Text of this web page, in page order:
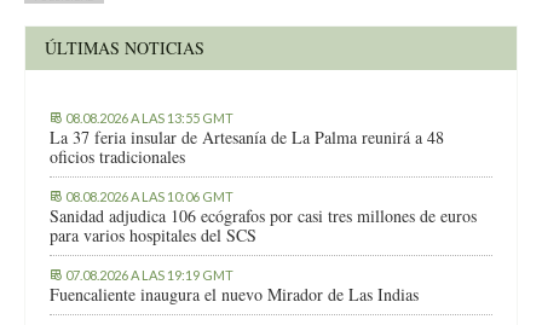
ÚLTIMAS NOTICIAS
08.08.2026 A LAS 13:55 GMT
La 37 feria insular de Artesanía de La Palma reunirá a 48
oficios tradicionales
08.08.2026 A LAS 10:06 GMT
Sanidad adjudica 106 ecógrafos por casi tres millones de euros
para varios hospitales del SCS
07.08.2026 A LAS 19:19 GMT
Fuencaliente inaugura el nuevo Mirador de Las Indias